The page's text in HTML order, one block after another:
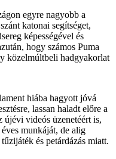
egyre nagyobb a
katonai segítséget,
képességével és
hogy számos Puma
közelmúltbeli hadgyakorlat
hiába hagyott jóvá
lassan haladt előre a
videós üzenetéért is,
munkáját, de alig
és petárdázás miatt.